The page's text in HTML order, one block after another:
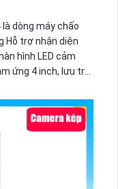
là dòng máy chấo
Hỗ trợ nhận diện
hình LED cảm
ứng 4 inch, lưu trữ
Mix 3 kết nối